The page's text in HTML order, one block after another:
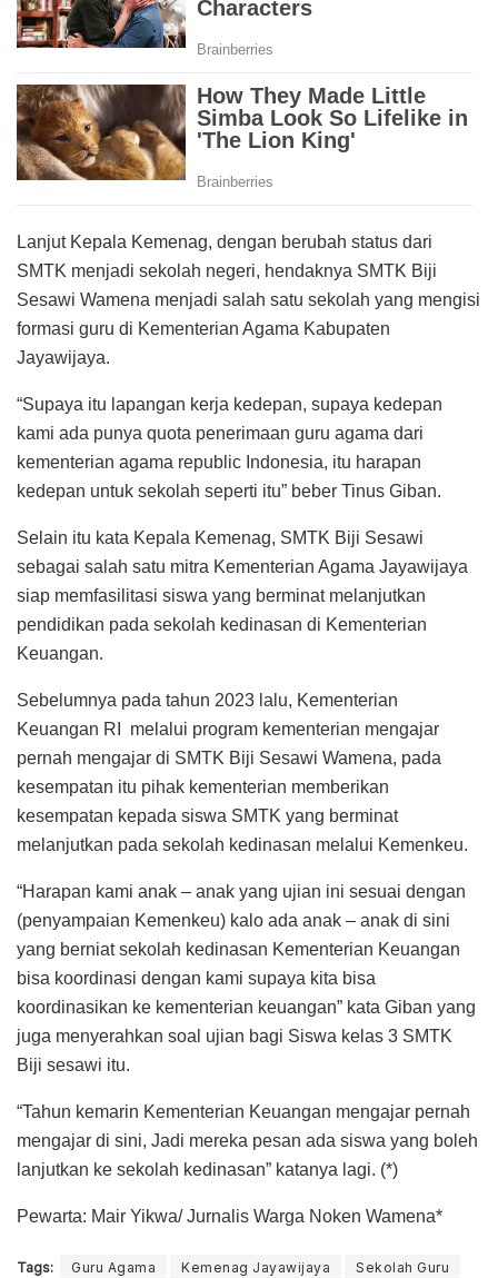
Lanjut Kepala Kemenag, dengan berubah status dari
SMTK menjadi sekolah negeri, hendaknya SMTK Biji
Sesawi Wamena menjadi salah satu sekolah yang mengisi
formasi guru di Kementerian Agama Kabupaten
Jayawijaya.
“Supaya itu lapangan kerja kedepan, supaya kedepan
kami ada punya quota penerimaan guru agama dari
kementerian agama republic Indonesia, itu harapan
kedepan untuk sekolah seperti itu” beber Tinus Giban.
Selain itu kata Kepala Kemenag, SMTK Biji Sesawi
sebagai salah satu mitra Kementerian Agama Jayawijaya
siap memfasilitasi siswa yang berminat melanjutkan
pendidikan pada sekolah kedinasan di Kementerian
Keuangan.
Sebelumnya pada tahun 2023 lalu, Kementerian
Keuangan RI melalui program kementerian mengajar
pernah mengajar di SMTK Biji Sesawi Wamena, pada
kesempatan itu pihak kementerian memberikan
kesempatan kepada siswa SMTK yang berminat
melanjutkan pada sekolah kedinasan melalui Kemenkeu.
“Harapan kami anak – anak yang ujian ini sesuai dengan
(penyampaian Kemenkeu) kalo ada anak – anak di sini
yang berniat sekolah kedinasan Kementerian Keuangan
bisa koordinasi dengan kami supaya kita bisa
koordinasikan ke kementerian keuangan” kata Giban yang
juga menyerahkan soal ujian bagi Siswa kelas 3 SMTK
Biji sesawi itu.
“Tahun kemarin Kementerian Keuangan mengajar pernah
mengajar di sini, Jadi mereka pesan ada siswa yang boleh
lanjutkan ke sekolah kedinasan” katanya lagi. (*)
Pewarta: Mair Yikwa/ Jurnalis Warga Noken Wamena*
Tags: Guru Agama Kemenag Jayawijaya
Sekolah Guru